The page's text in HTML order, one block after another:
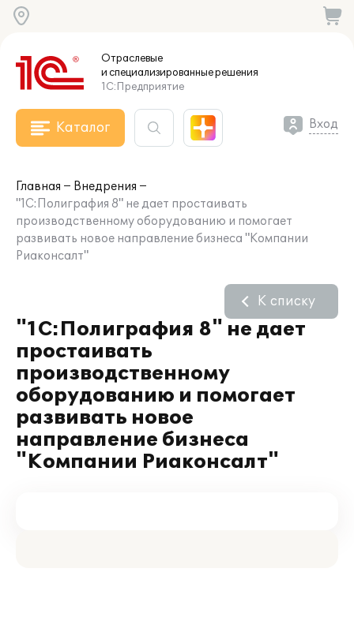
Отраслевые
и специализированныерешения
1С:Предприятие
Каталог Вход
Главная
Внедрения
"1С:Полиграфия 8" не дает простаивать
производственному оборудованию и помогает
развивать новое направление бизнеса "Компании
Риаконсалт"
"1С:Полиграфия 8" не дает
простаивать
производственному
оборудованию и помогает
развивать новое
направление бизнеса
"Компании Риаконсалт"
К списку